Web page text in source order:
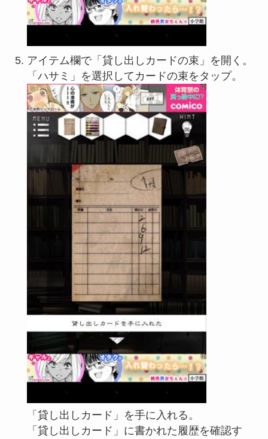
アイテム欄で「貸し出しカードの束」を開く。
「ハサミ」を選択してカードの束をタップ。
「貸し出しカード」を手に入れる。
「貸し出しカード」に書かれた履歴を確認す